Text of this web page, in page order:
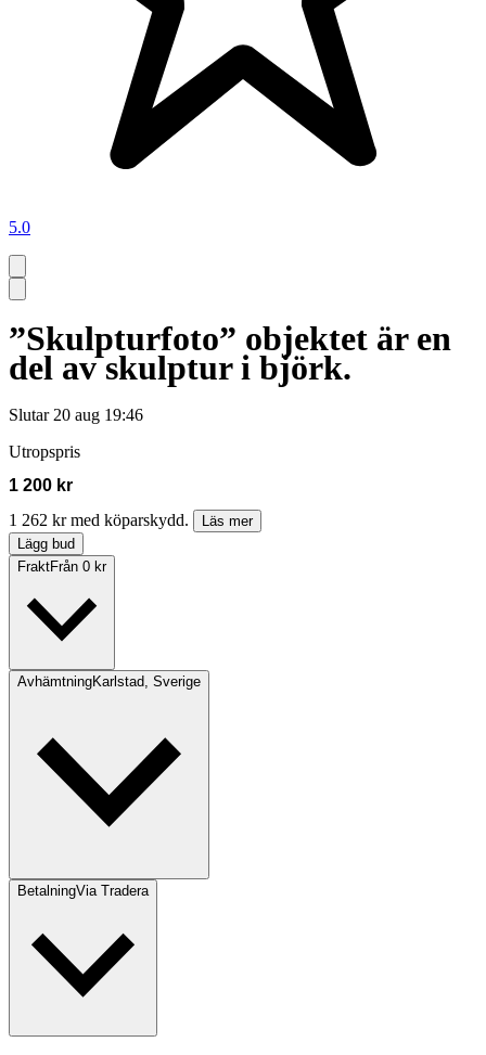
5.0
”Skulpturfoto” objektet är en
del av skulptur i björk.
Slutar 20 aug 19:46
Utropspris
1 200 kr
1 262 kr med köparskydd.
Läs mer
Lägg bud
FraktFrån 0 kr
AvhämtningKarlstad, Sverige
BetalningVia Tradera